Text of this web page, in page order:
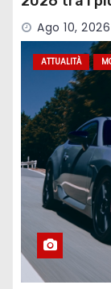
Ago 10, 2026
ATTUALITÀ